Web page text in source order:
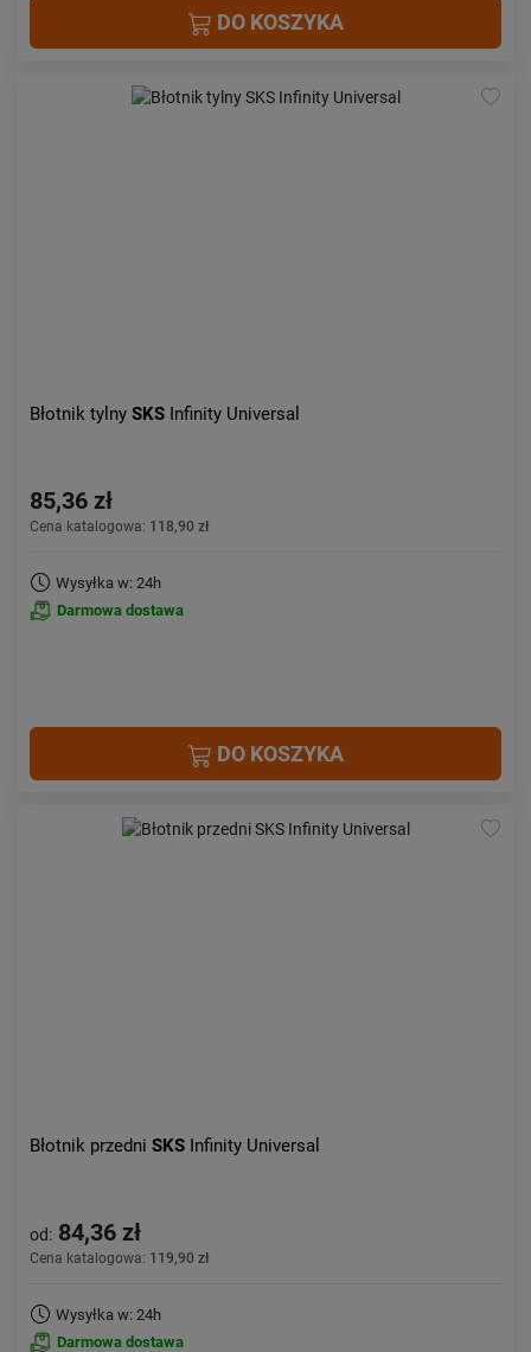
DO KOSZYKA
Błotnik tylny SKS Infinity Universal
85,36 zł
Cena katalogowa: 118,90 zł
Wysyłka w: 24h
Darmowa dostawa
DO KOSZYKA
Błotnik przedni SKS Infinity Universal
od: 84,36 zł
Cena katalogowa: 119,90 zł
Wysyłka w: 24h
Darmowa dostawa